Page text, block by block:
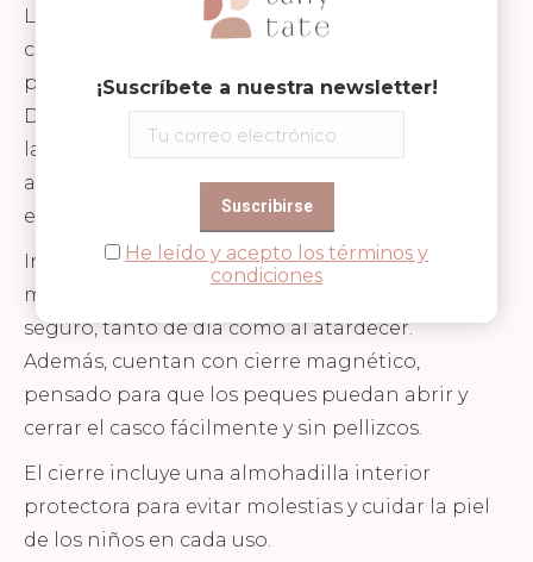
Los cascos con luz de Play and Store son el
complemento perfecto para acompañar sus
primeras aventuras sobre ruedas
Diseñados para combinar a la perfección con
las bicicletas de equilibrio de la misma marca,
aportan seguridad, comodidad y muchísimo
estilo.
Incorporan una luz trasera integrada para
mejorar la visibilidad y hacer cada paseo más
seguro, tanto de día como al atardecer.
Además, cuentan con cierre magnético,
pensado para que los peques puedan abrir y
cerrar el casco fácilmente y sin pellizcos.
El cierre incluye una almohadilla interior
protectora para evitar molestias y cuidar la piel
de los niños en cada uso.
¡Suscríbete a nuestra newsletter!
He leído y acepto los términos y
condiciones